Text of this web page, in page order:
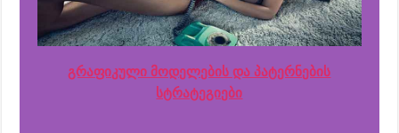
გრაფიკული მოდელების და პატერნების
სტრატეგიები